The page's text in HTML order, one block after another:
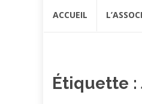
ACCUEIL
Étiquette :